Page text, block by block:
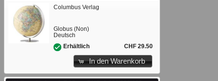
Columbus Verlag
Globus (Non)
Deutsch
Erhältlich
CHF 29.50
In den Warenkorb